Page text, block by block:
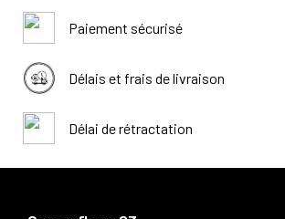
Paiement sécurisé
Délais et frais de livraison
Délai de rétractation